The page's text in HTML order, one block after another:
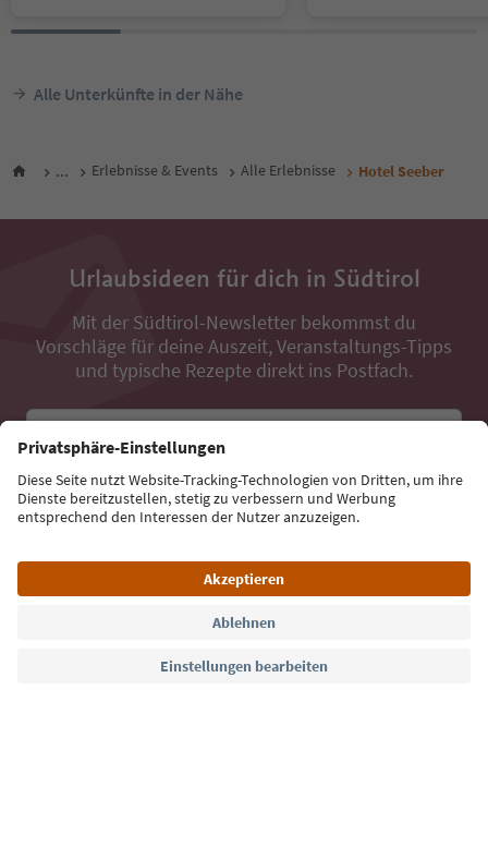
Alle Unterkünfte in der Nähe
... Erlebnisse & Events Alle Erlebnisse Hotel Seeber
Urlaubsideen für dich in Südtirol
Mit der Südtirol-Newsletter bekommst du
Vorschläge für deine Auszeit, Veranstaltungs-Tipps
und typische Rezepte direkt ins Postfach.
Jetzt anmelden